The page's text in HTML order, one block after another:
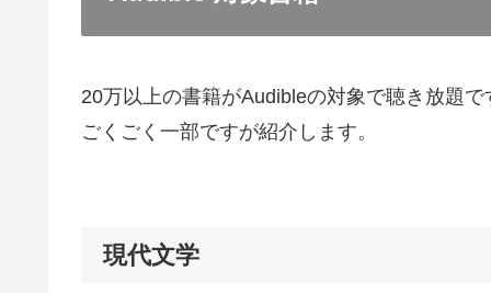
20万以上の書籍がAudibleの対象で聴き放題で
ごくごく一部ですが紹介します。
現代文学